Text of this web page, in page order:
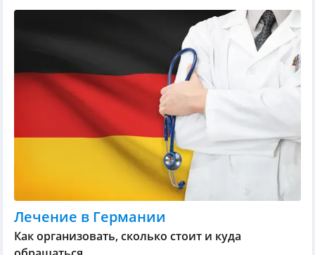
Лечение в Германии
Как организовать, сколько стоит и куда